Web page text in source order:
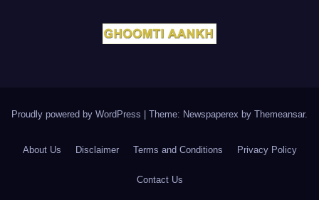
Proudly powered by WordPress Theme: Newspaperex by Themeansar.
About Us Disclaimer Terms and Conditions Privacy Policy
Contact Us